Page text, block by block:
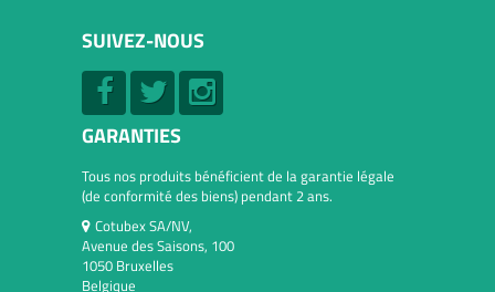
SUIVEZ-NOUS
GARANTIES
Tous nos produits bénéficient de la garantie légale
(de conformité des biens) pendant 2 ans.
Cotubex SA/NV,
Avenue des Saisons, 100
1050 Bruxelles
Belgique